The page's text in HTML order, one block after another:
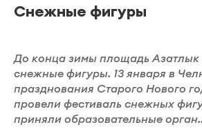
Снежные фигуры
До конца зимы площадь Азатлык
снежные фигуры. 13 января в
празднования Старого Нового
провели фестиваль снежных
приняли образовательные